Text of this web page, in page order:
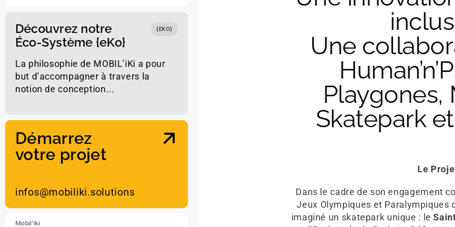
Découvrez notre
Éco-Système {eKo}
{EKO}
La philosophie de MOBIL’iKi a pour
but d’accompagner à travers la
notion de conception...
Démarrez
votre projet
infos@mobiliki.solutions
Mobil'iki
Une
Playgones,
Skatepark et
Le
Dans le cadre de son engagement
Jeux Olympiques et Paralympiques
imaginé un skatepark unique : le
Posture Clinique et Fonctionnelle
D.U. en Traitement et Prévention des
nombreuses mises en situation
créer un réel “savoir-utilisateur”
produits d’assistance à la mobilité
extraire des outils et ressources au bénéfice des personnes
à mobilité réduite
actions
la glisse
d’un changement de
et de l’inclusion,
écart
humain